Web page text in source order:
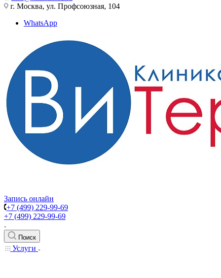
г. Москва, ул. Профсоюзная, 104
WhatsApp
Запись онлайн
+7 (499) 229-99-69
+7 (499) 229-99-69
Поиск
Услуги